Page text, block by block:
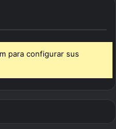
para configurar sus